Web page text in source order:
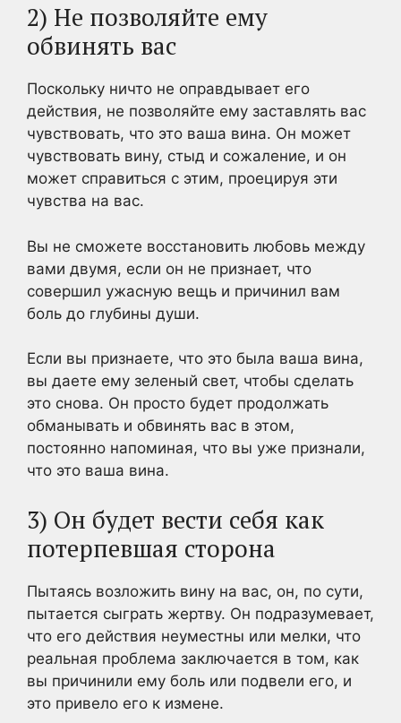
2) Не позволяйте ему
обвинять вас
Поскольку ничто не оправдывает его
действия, не позволяйте ему заставлять вас
чувствовать, что это ваша вина. Он может
чувствовать вину, стыд и сожаление, и он
может справиться с этим, проецируя эти
чувства на вас.
Вы не сможете восстановить любовь между
вами двумя, если он не признает, что
совершил ужасную вещь и причинил вам
боль до глубины души.
Если вы признаете, что это была ваша вина,
вы даете ему зеленый свет, чтобы сделать
это снова. Он просто будет продолжать
обманывать и обвинять вас в этом,
постоянно напоминая, что вы уже признали,
что это ваша вина.
3) Он будет вести себя как
потерпевшая сторона
Пытаясь возложить вину на вас, он, по сути,
пытается сыграть жертву. Он подразумевает,
что его действия неуместны или мелки, что
реальная проблема заключается в том, как
вы причинили ему боль или подвели его, и
это привело его к измене.